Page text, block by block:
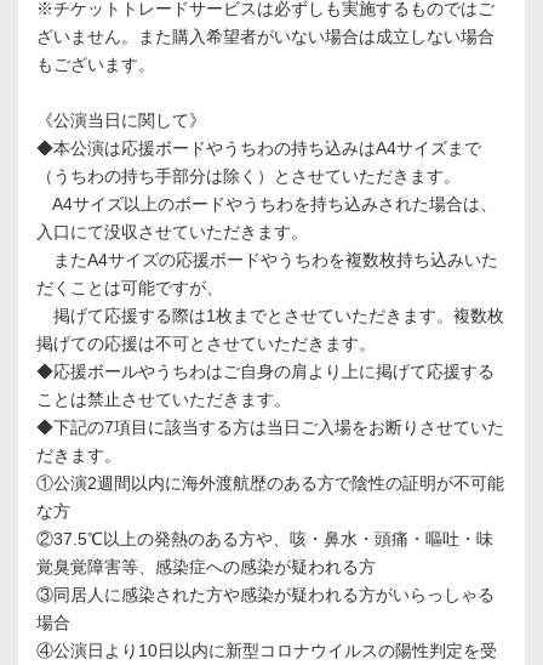
※チケットトレードサービスは必ずしも実施するものではご
ざいません。また購入希望者がいない場合は成立しない場合
もございます。
《公演当日に関して》
◆本公演は応援ボードやうちわの持ち込みはA4サイズまで
（うちわの持ち手部分は除く）とさせていただきます。
A4サイズ以上のボードやうちわを持ち込みされた場合は、
入口にて没収させていただきます。
またA4サイズの応援ボードやうちわを複数枚持ち込みいた
だくことは可能ですが、
掲げて応援する際は1枚までとさせていただきます。複数枚
掲げての応援は不可とさせていただきます。
◆応援ボールやうちわはご自身の肩より上に掲げて応援する
ことは禁止させていただきます。
◆下記の7項目に該当する方は当日ご入場をお断りさせていた
だきます。
①公演2週間以内に海外渡航歴のある方で陰性の証明が不可能
な方
②37.5℃以上の発熱のある方や、咳・鼻水・頭痛・嘔吐・味
覚臭覚障害等、感染症への感染が疑われる方
③同居人に感染された方や感染が疑われる方がいらっしゃる
場合
④公演日より10日以内に新型コロナウイルスの陽性判定を受